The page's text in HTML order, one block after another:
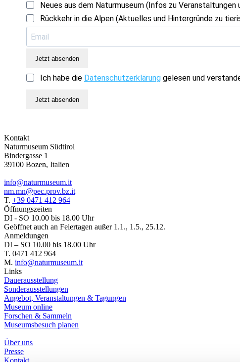
Neues aus dem Naturmuseum (Infos zu
Rückkehr in die Alpen (Aktuelles und Hintergründe zu
Jetzt absenden
Ich habe die Datenschutzerklärung gelesen und
Jetzt absenden
Kontakt
Naturmuseum Südtirol
Bindergasse 1
39100 Bozen, Italien
info@naturmuseum.it
nm.mn@pec.prov.bz.it
T. +39 0471 412 964
Öffnungszeiten
DI - SO 10.00 bis 18.00 Uhr
Geöffnet auch an Feiertagen außer 1.1., 1.5., 25.12.
Anmeldungen
DI – SO 10.00 bis 18.00 Uhr
T. 0471 412 964
M. info@naturmuseum.it
Links
Dauerausstellung
Sonderausstellungen
Angebot, Veranstaltungen & Tagungen
Museum online
Forschen & Sammeln
Museumsbesuch planen
Über uns
Presse